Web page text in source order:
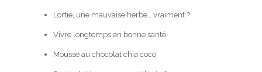
L’ortie, une mauvaise herbe… vraiment ?
Vivre longtemps en bonne santé
Mousse au chocolat chia coco